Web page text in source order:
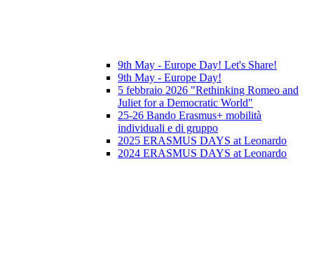
9th May - Europe Day! Let's Share!
9th May - Europe Day!
5 febbraio 2026 "Rethinking Romeo and
Juliet for a Democratic World"
25-26 Bando Erasmus+ mobilità
individuali e di gruppo
2025 ERASMUS DAYS at Leonardo
2024 ERASMUS DAYS at Leonardo